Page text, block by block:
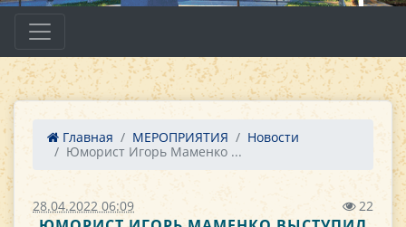
Главная МЕРОПРИЯТИЯ
Новости
Юморист Игорь Маменко ...
28.04.2022 06:09 22